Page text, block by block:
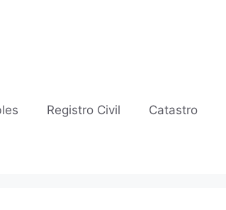
Registro Civil Catastro